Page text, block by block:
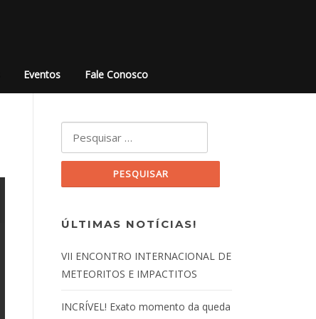
Eventos Fale Conosco
ÚLTIMAS NOTÍCIAS!
VII ENCONTRO INTERNACIONAL DE
METEORITOS E IMPACTITOS
INCRÍVEL! Exato momento da queda